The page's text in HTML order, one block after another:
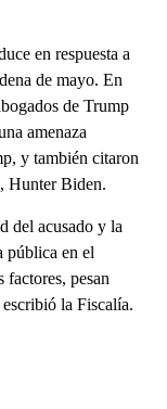
en respuesta a
de mayo. En
de Trump
amenaza
y también citaron
Hunter Biden.
del acusado y la
pública en el
factores, pesan
la Fiscalía.